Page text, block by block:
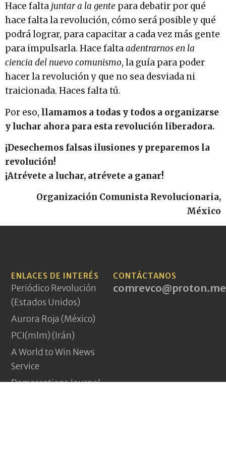
Hace falta juntar a la gente para debatir por qué
hace falta la revolución, cómo será posible y qué
podrá lograr, para capacitar a cada vez más gente
para impulsarla. Hace faltaadentrarnos en la
ciencia del nuevo comunismo, la guía para poder
hacer la revolución y que no sea desviada ni
traicionada. Haces falta tú.
Por eso, llamamos a todas y todos a organizarse
y luchar ahora para esta revolución liberadora.
¡Desechemos falsas ilusiones y preparemos la
revolución!
¡Atrévete a luchar, atrévete a ganar!
Organización Comunista Revolucionaria,
México
ENLACES DE INTERÉS
Periódico Revolución
(Estados Unidos)
Aurora Roja (México)
PCI(mlm) (Irán)
A World to Win News
Service
Demarcations Journal
CONTÁCTANOS
comrevco@proton.me